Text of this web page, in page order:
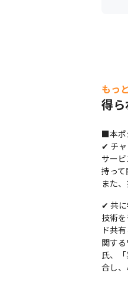
もっ
得
■本ポ
✔︎ チ
サー
持って
また
✔︎ 共
技術
ド共
関す
氏、
合し